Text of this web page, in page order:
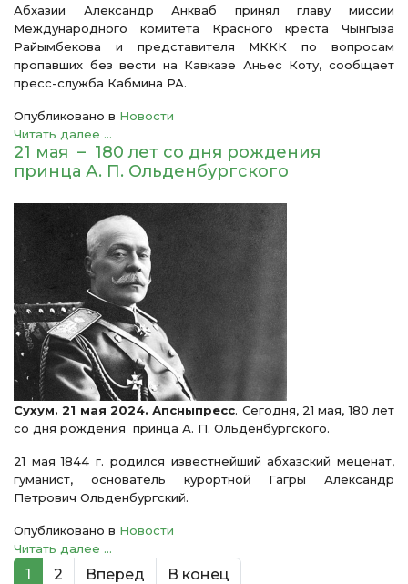
Абхазии Александр Анкваб принял главу миссии
Международного комитета Красного креста Чынгыза
Райымбекова и представителя МККК по вопросам
пропавших без вести на Кавказе Аньес Коту, сообщает
пресс-служба Кабмина РА.
Опубликовано в Новости
Читать далее ...
21 мая – 180 лет со дня рождения
принца А. П. Ольденбургского
Сухум. 21 мая 2024. Апсныпресс. Сегодня, 21 мая, 180 лет
со дня рождения принца А. П. Ольденбургского.
21 мая 1844 г. родился известнейший абхазский меценат,
гуманист, основатель курортной Гагры Александр
Петрович Ольденбургский.
Опубликовано в Новости
Читать далее ...
1 2 Вперед В конец